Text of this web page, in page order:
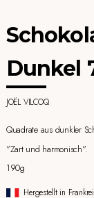
Dunkel
JOËL VILCOQ
Quadrate aus dunkler
"Zart und harmonisch".
190g
Hergestellt in